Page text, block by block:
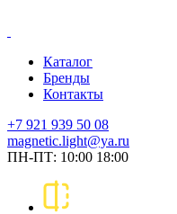
Каталог
Бренды
Контакты
+7 921 939 50 08
magnetic.light@ya.ru
ПН-ПТ: 10:00 18:00